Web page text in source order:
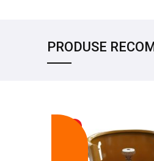
PRODUSE